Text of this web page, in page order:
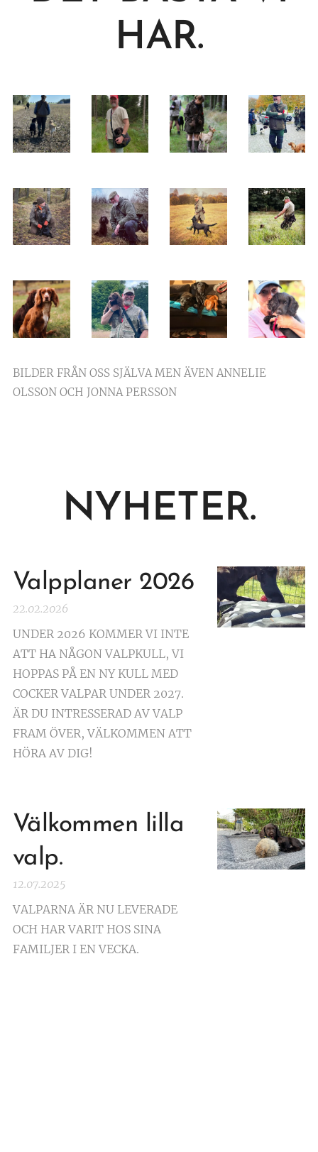
HAR.
BILDER FRÅN OSS SJÄLVA MEN ÄVEN ANNELIE
OLSSON OCH JONNA PERSSON
NYHETER.
Valpplaner 2026
22.02.2026
UNDER 2026 KOMMER VI INTE
ATT HA NÅGON VALPKULL, VI
HOPPAS PÅ EN NY KULL MED
COCKER VALPAR UNDER 2027.
ÄR DU INTRESSERAD AV VALP
FRAM ÖVER, VÄLKOMMEN ATT
HÖRA AV DIG!
Välkommen lilla
valp.
12.07.2025
VALPARNA ÄR NU LEVERADE
OCH HAR VARIT HOS SINA
FAMILJER I EN VECKA.